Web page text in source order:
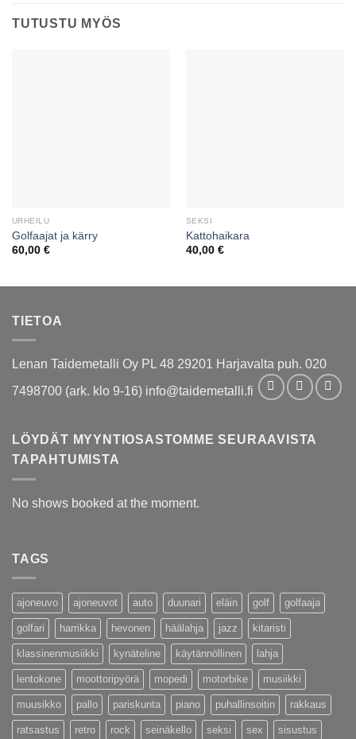
TUTUSTU MYÖS
URHEILU
Golfaajat ja kärry
60,00 €
SEKSI
Kattohaikara
40,00 €
TIETOA
Lenan Taidemetalli Oy PL 48 29201 Harjavalta puh. 020
7498700 (ark. klo 9-16) info@taidemetalli.fi
LÖYDÄT MYYNTIOSASTOMME SEURAAVISTA
TAPAHTUMISTA
No shows booked at the moment.
TAGS
ajoneuvo ajoneuvot auto duunari eläin golf golfaaja
golfari harrikka hevonen häälahja jazz kitaristi
klassinenmusiikki kynäteline käytännöllinen lahja
lentokone moottoripyörä mopedi motorbike musiikki
muusikko pallo pariskunta piano puhallinsoitin rakkaus
ratsastus retro rock seinäkello seksi sex sisustus